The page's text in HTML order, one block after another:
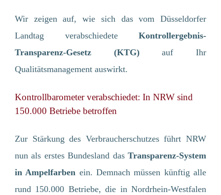
Wir zeigen auf, wie sich das vom Düsseldorfer
Landtag verabschiedeteKontrollergebnis-
Transparenz-Gesetz (KTG)auf Ihr
Qualitätsmanagement auswirkt.
Kontrollbarometer verabschiedet: In NRW sind
150.000 Betriebe betroffen
Zur Stärkung des Verbraucherschutzes führt NRW
nun als erstes Bundesland das Transparenz-System
in Ampelfarben ein. Demnach müssen künftig alle
rund 150.000 Betriebe, die in Nordrhein-Westfalen